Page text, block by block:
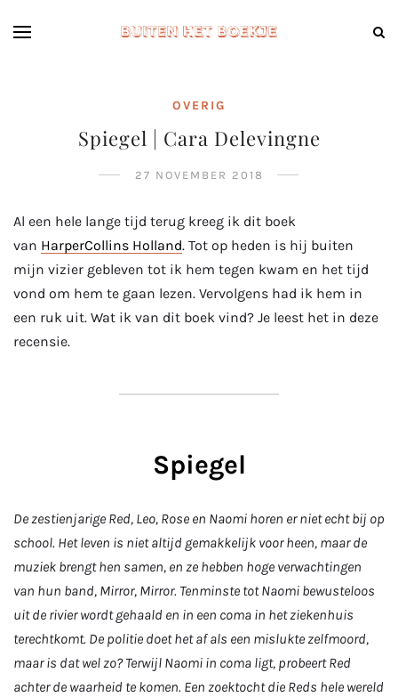
OVERIG
Spiegel | Cara Delevingne
27 NOVEMBER 2018
Al een hele lange tijd terug kreeg ik dit boek
van HarperCollins Holland. Tot op heden is hij buiten
mijn vizier gebleven tot ik hem tegen kwam en het tijd
vond om hem te gaan lezen. Vervolgens had ik hem in
een ruk uit. Wat ik van dit boek vind? Je leest het in deze
recensie.
Spiegel
De zestienjarige Red, Leo, Rose en Naomi horen er niet echt bij op
school. Het leven is niet altijd gemakkelijk voor heen, maar de
muziek brengt hen samen, en ze hebben hoge verwachtingen
van hun band, Mirror, Mirror. Tenminste tot Naomi bewusteloos
uit de rivier wordt gehaald en in een coma in het ziekenhuis
terechtkomt. De politie doet het af als een mislukte zelfmoord,
maar is dat wel zo? Terwijl Naomi in coma ligt, probeert Red
achter de waarheid te komen. Een zoektocht die Reds hele wereld